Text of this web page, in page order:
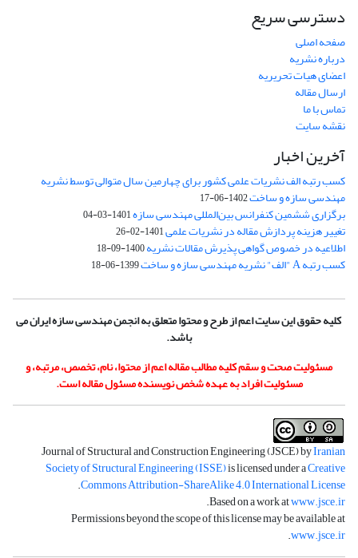
دسترسی سریع
صفحه اصلی
درباره نشریه
اعضای هیات تحریریه
ارسال مقاله
تماس با ما
نقشه سایت
آخرین اخبار
کسب رتبه الف نشریات علمی کشور برای چهارمین سال متوالی توسط نشریه
مهندسی سازه و ساخت1402-06-17
برگزاری ششمین کنفرانس بین‌المللی مهندسی سازه1401-03-04
تغییر هزینه پردازش مقاله در نشریات علمی1401-02-26
اطلاعیه در خصوص گواهی پذیرش مقالات نشریه1400-09-18
کسب رتبه A "الف" نشریه مهندسی سازه و ساخت 1399-06-18
کلیه حقوق این سایت اعم از طرح و محتوا متعلق به انجمن مهندسی سازه ایران می
باشد.
مسئولیت صحت و سقم کلیه مطالب مقاله اعم از محتوا، نام، تخصص، مرتبه، و
مسئولیت افراد به عهده شخص نویسنده مسئول مقاله است.
Journal of Structural and Construction Engineering (JSCE) byIranian
Society of Structural Engineering (ISSE)is licensed under aCreative
Commons Attribution-ShareAlike 4.0 International License
.
Based on a work atwww.jsce.ir
.
Permissions beyond the scope of this license may be available at
www.jsce.ir
.